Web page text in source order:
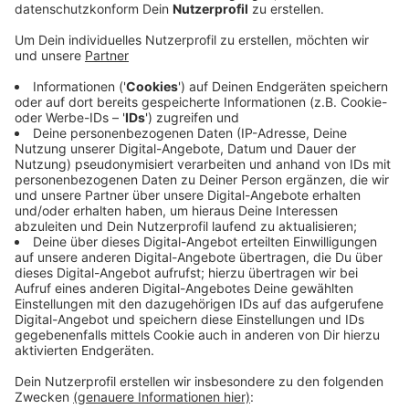
Wie die Polizei jetzt bestätigt, hatten Bekannte der
56-Jährigen sich Sorgen gemacht, weil sie am Freitag
(17.10.) nicht zu einer Verabredung erschienen war.
Auch im Laufe des Wochenendes war die Frau nicht
erreichbar. Als dann auffiel, dass Licht in ihrer Wohnung
brannte, die Dülkenerin aber weder auf Klopfen, noch
auf Klingeln reagierte, musste die Polizei sich nach
eigenen Angaben selbst Zutritt verschaffen.
Unterstützt wurde sie dabei von der Feuerwehr. Dort
wurde die Frau dann tot aufgefunden, heißt es. Die
Umstände und Spuren weisen laut Polizei auf ein
mögliches Tötungsdelikt hin. Eine Obduktion soll jetzt
weitere Erkenntnisse bringen.
Anzeige